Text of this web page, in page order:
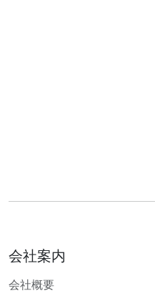
会社案内
会社概要